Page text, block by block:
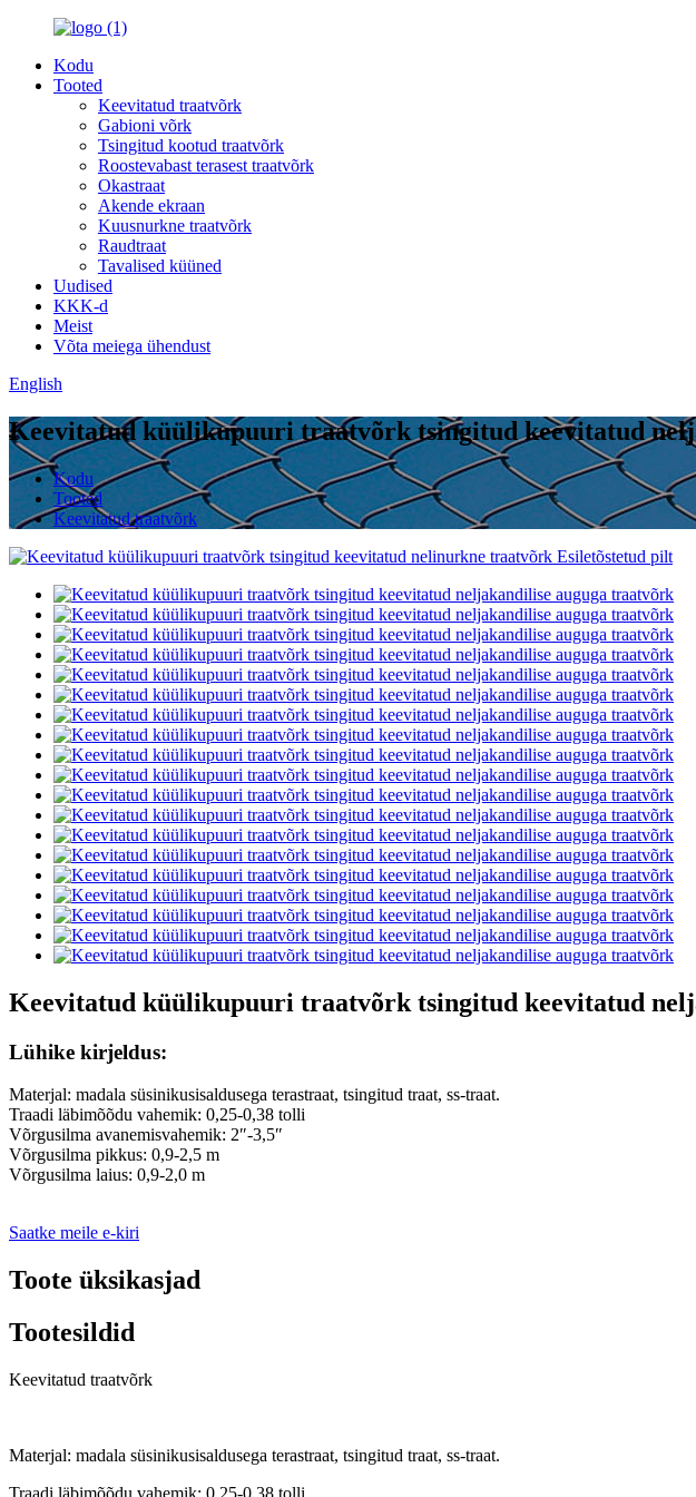
Kodu
Tooted
Keevitatud traatvõrk
Gabioni võrk
Tsingitud kootud traatvõrk
Roostevabast terasest traatvõrk
Okastraat
Akende ekraan
Kuusnurkne traatvõrk
Raudtraat
Tavalised küüned
Uudised
KKK-d
Meist
Võta meiega ühendust
English
Keevitatud küülikupuuri traatvõrk tsingitud keevitatud
Kodu
Tooted
Keevitatud traatvõrk
Keevitatud küülikupuuri traatvõrk tsingitud keevitatud
Lühike kirjeldus:
Materjal: madala süsinikusisaldusega terastraat, tsingitud traat, ss-traat.
Traadi läbimõõdu vahemik: 0,25-0,38 tolli
Võrgusilma avanemisvahemik: 2″-3,5″
Võrgusilma pikkus: 0,9-2,5 m
Võrgusilma laius: 0,9-2,0 m
Saatke meile e-kiri
Toote üksikasjad
Tootesildid
Keevitatud traatvõrk
Materjal: madala süsinikusisaldusega terastraat, tsingitud traat, ss-traat.
Traadi läbimõõdu vahemik: 0,25-0,38 tolli